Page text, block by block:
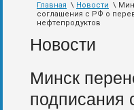
дороге.
Главная \ Новости \
соглашения с РФ о
нефтепродуктов
Новости
Минск
подписания